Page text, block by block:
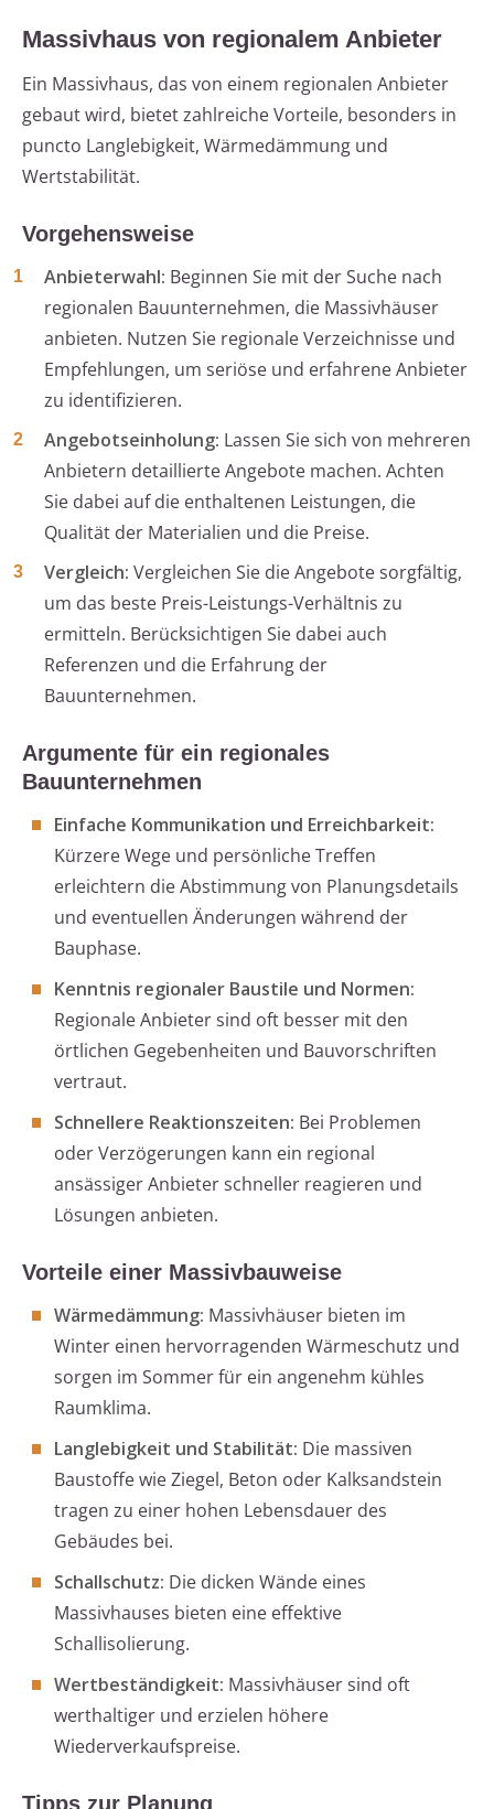
Massivhaus von regionalem Anbieter
Ein Massivhaus, das von einem regionalen Anbieter
gebaut wird, bietet zahlreiche Vorteile, besonders in
puncto Langlebigkeit, Wärmedämmung und
Wertstabilität.
Vorgehensweise
Anbieterwahl: Beginnen Sie mit der Suche nach
regionalen Bauunternehmen, die Massivhäuser
anbieten. Nutzen Sie regionale Verzeichnisse und
Empfehlungen, um seriöse und erfahrene Anbieter
zu identifizieren.
Angebotseinholung: Lassen Sie sich von mehreren
Anbietern detaillierte Angebote machen. Achten
Sie dabei auf die enthaltenen Leistungen, die
Qualität der Materialien und die Preise.
Vergleich: Vergleichen Sie die Angebote sorgfältig,
um das beste Preis-Leistungs-Verhältnis zu
ermitteln. Berücksichtigen Sie dabei auch
Referenzen und die Erfahrung der
Bauunternehmen.
Argumente für ein regionales
Bauunternehmen
Einfache Kommunikation und Erreichbarkeit:
Kürzere Wege und persönliche Treffen
erleichtern die Abstimmung von Planungsdetails
und eventuellen Änderungen während der
Bauphase.
Kenntnis regionaler Baustile und Normen:
Regionale Anbieter sind oft besser mit den
örtlichen Gegebenheiten und Bauvorschriften
vertraut.
Schnellere Reaktionszeiten: Bei Problemen
oder Verzögerungen kann ein regional
ansässiger Anbieter schneller reagieren und
Lösungen anbieten.
Vorteile einer Massivbauweise
Wärmedämmung: Massivhäuser bieten im
Winter einen hervorragenden Wärmeschutz und
sorgen im Sommer für ein angenehm kühles
Raumklima.
Langlebigkeit und Stabilität: Die massiven
Baustoffe wie Ziegel, Beton oder Kalksandstein
tragen zu einer hohen Lebensdauer des
Gebäudes bei.
Schallschutz: Die dicken Wände eines
Massivhauses bieten eine effektive
Schallisolierung.
Wertbeständigkeit: Massivhäuser sind oft
werthaltiger und erzielen höhere
Wiederverkaufspreise.
Tipps zur Planung